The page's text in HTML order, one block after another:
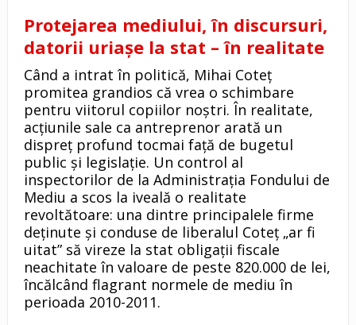
Protejarea mediului, în discursuri,
datorii uriașe la stat – în realitate
Când a intrat în politică, Mihai Coteț
promitea grandios că vrea o schimbare
pentru viitorul copiilor noștri. În realitate,
acțiunile sale ca antreprenor arată un
dispreț profund tocmai față de bugetul
public și legislație. Un control al
inspectorilor de la Administrația Fondului de
Mediu a scos la iveală o realitate
revoltătoare: una dintre principalele firme
deținute și conduse de liberalul Coteț „ar fi
uitat” să vireze la stat obligații fiscale
neachitate în valoare de peste 820.000 de lei,
încălcând flagrant normele de mediu în
perioada 2010-2011.